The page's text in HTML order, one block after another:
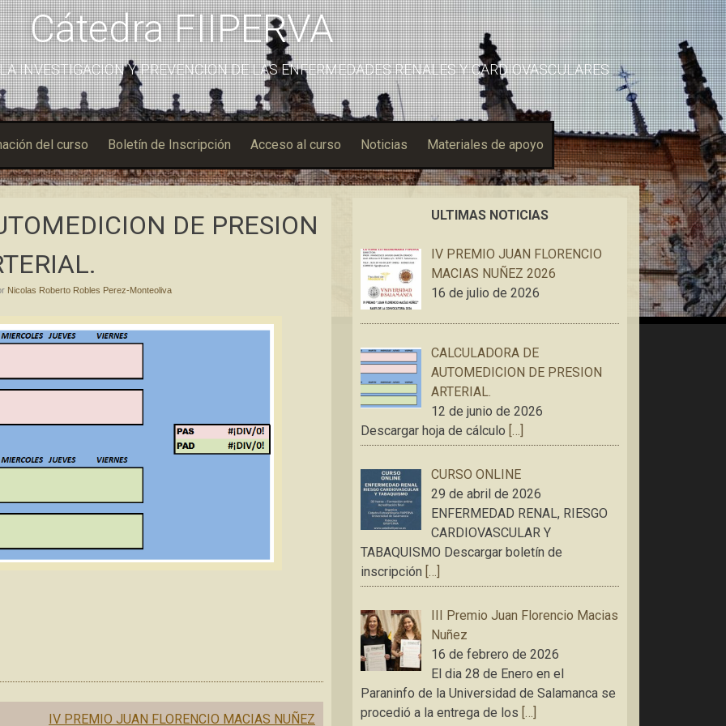
Cátedra FIIPERVA
INVESTIGACION Y PREVENCION DE LAS ENFERMEDADES RENALES Y CARDIOVASCULARES
del curso Boletín de Inscripción Acceso al curso Noticias Materiales de apoyo
DE PRESION
Nicolas Roberto Robles Perez-Monteoliva
IV PREMIO JUAN FLORENCIO MACIAS NUÑEZ
ULTIMAS NOTICIAS
IV PREMIO JUAN FLORENCIO
MACIAS NUÑEZ 2026
16 de julio de 2026
CALCULADORA DE
AUTOMEDICION DE PRESION
ARTERIAL.
12 de junio de 2026
Descargar hoja de cálculo […]
CURSO ONLINE
29 de abril de 2026
ENFERMEDAD RENAL, RIESGO
CARDIOVASCULAR Y
TABAQUISMO Descargar boletín de
inscripción […]
III Premio Juan Florencio Macias
Nuñez
16 de febrero de 2026
El dia 28 de Enero en el
Paraninfo de la Universidad de Salamanca se
procedió a la entrega de los […]